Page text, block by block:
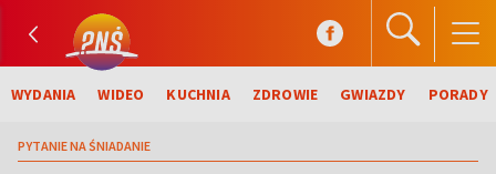
WYDANIA WIDEO KUCHNIA ZDROWIE GWIAZDY PORADY
PYTANIE NA ŚNIADANIE